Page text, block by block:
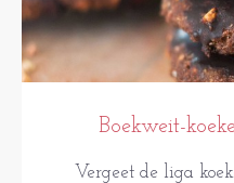
Boekweit-
Vergeet de liga